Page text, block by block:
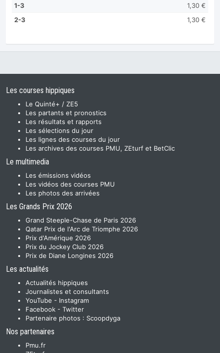
1-3
1,30 €
2-3
1,30 €
Les courses hippiques
Le Quinté+ / ZE5
Les partants et pronostics
Les résultats et rapports
Les sélections du jour
Les lignes des courses du jour
Les archives des courses PMU, ZEturf et BetClic
Le multimedia
Les émissions vidéos
Les vidéos des courses PMU
Les photos des arrivées
Les Grands Prix 2026
Grand Steeple-Chase de Paris 2026
Qatar Prix de l'Arc de Triomphe 2026
Prix d'Amérique 2026
Prix du Jockey Club 2026
Prix de Diane Longines 2026
Les actualités
Actualités hippiques
Journalistes et consultants
YouTube - Instagram
Facebook - Twitter
Partenaire photos : Scoopdyga
Nos partenaires
Pmu.fr